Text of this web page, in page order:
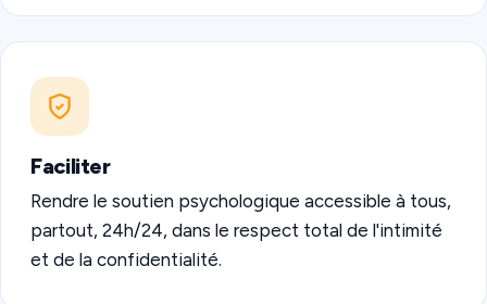
Faciliter
Rendre le soutien psychologique accessible à tous,
partout, 24h/24, dans le respect total de l'intimité
et de la confidentialité.